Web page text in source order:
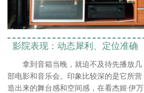
影院表现：动态犀利、定位准确
拿到音箱当晚，就迫不及待先播放几
部电影和音乐会。印象比较深的是它所营
造出来的舞台感和空间感，在看杰姬·伊万